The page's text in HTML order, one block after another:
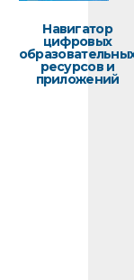
Навигатор
цифровых
ресурсов и
приложений